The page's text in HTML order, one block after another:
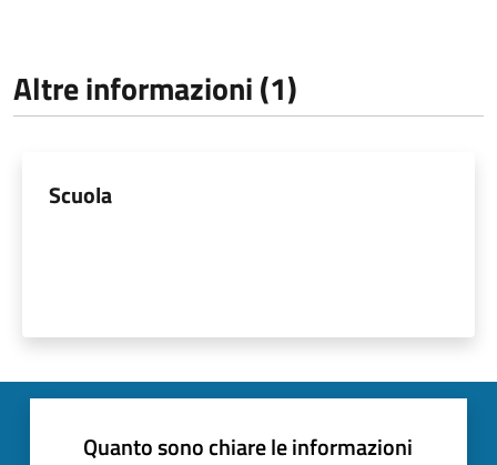
Altre informazioni (1)
Scuola
Quanto sono chiare le informazioni